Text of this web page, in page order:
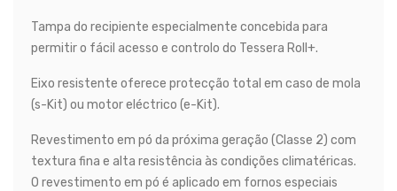
Tampa do recipiente especialmente concebida para
permitir o fácil acesso e controlo do Tessera Roll+.
Eixo resistente oferece protecção total em caso de mola
(s-Kit) ou motor eléctrico (e-Kit).
Revestimento em pó da próxima geração (Classe 2) com
textura fina e alta resistência às condições climatéricas.
O revestimento em pó é aplicado em fornos especiais